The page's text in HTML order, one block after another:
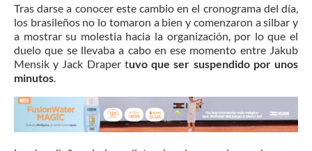
Tras darse a conocer este cambio en el cronograma del día,
los brasileños no lo tomaron a bien y comenzaron a silbar y
a mostrar su molestia hacia la organización, por lo que el
duelo que se llevaba a cabo en ese momento entre Jakub
Mensik y Jack Draper tuvo que ser suspendido por unos
minutos